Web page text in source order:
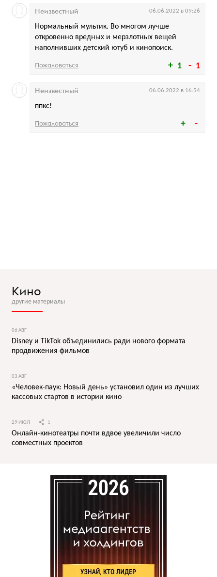
1 1
Нормальный мультик. Во многом лучше
откровенно вредных и мерзлотных вещей
наполнивших детский ютуб и кинопоиск.
Неизвестный 06.06.2022 в 09:26
Пожаловаться
ппкс!
Неизвестный 06.06.2022 в 16:54
Пожаловаться
Кино
другие материалы
06 АВГ
Disney и TikTok объединились ради нового формата
продвижения фильмов
03 АВГ
«Человек-паук: Новый день» установил один из лучших
кассовых стартов в истории кино
29 ИЮЛ 1
Онлайн-кинотеатры почти вдвое увеличили число
совместных проектов